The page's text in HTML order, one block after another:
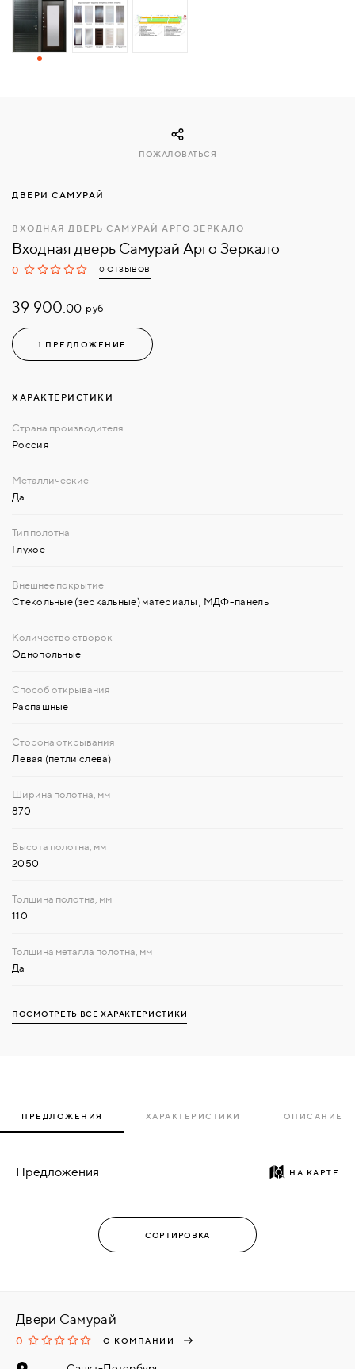
СВЯЗАТЬСЯ
ДВЕРИ САМУРАЙ
ВХОДНАЯ ДВЕРЬ САМУРАЙ АРГО ЗЕРКАЛО
Входная дверь Самурай Арго Зеркало
0 0 ОТЗЫВОВ
39 900.00 руб
1 ПРЕДЛОЖЕНИЕ
ПОЖАЛОВАТЬСЯ
ХАРАКТЕРИСТИКИ
Россия
Да
Глухое
Стекольные (зеркальные) материалы МДФ-панель
Однопольные
Распашные
Левая (петли слева)
870
2050
110
Да
ПОСМОТРЕТЬ ВСЕ ХАРАКТЕРИСТИКИ
ПРЕДЛОЖЕНИЯ ХАРАКТЕРИСТИКИ ОПИСАНИЕ
Предложения НА КАРТЕ
Двери Самурай
0 О КОМПАНИИ